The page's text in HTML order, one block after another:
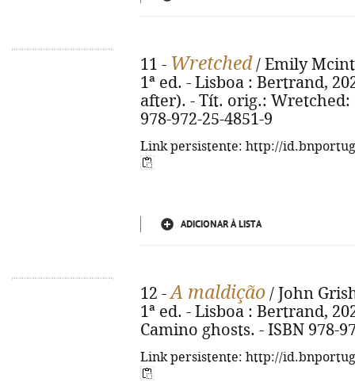
11 - Wretched / Emily
1ª ed. - Lisboa : Bertrand,
after). - Tít. orig.:
978-972-25-4851-9
Link persistente: http://
ADICIONAR À LISTA
12 -A maldição / John
1ª ed. - Lisboa : Bertrand,
Camino ghosts. - ISBN 978-
Link persistente: http://